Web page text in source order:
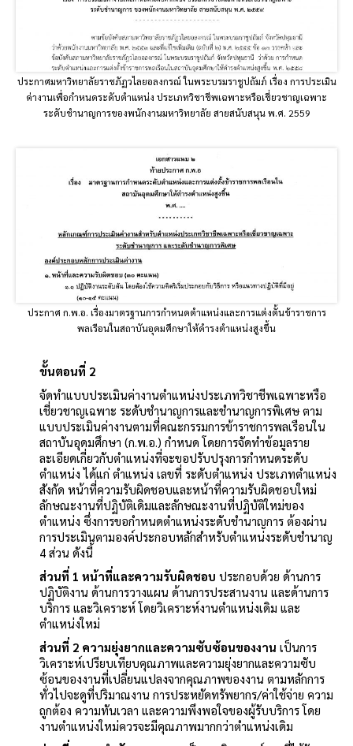
ประกาศมหาวิทยาลัยราชภัฏวไลยอลงกรณ์ ในพระบรมราชูปถัมภ์ เรื่อง การประเมิน
ค่างานเพื่อกำหนดระดับตำแหน่ง ประเภทวิชาชีพเฉพาะหรือเชี่ยวชาญเฉพาะ
ระดับชำนาญการของพนักงานมหาวิทยาลัย สายสนับสนุน พ.ศ. 2559
ประกาศ ก.พ.อ. เรื่องมาตรฐานการกำหนดตำแหน่งและการแต่งตั้นข้าราชการ
พลเรือนในสถาบันอุดมศึกษาให้ดำรงตำแหน่งสูงขึ้น
ขั้นตอนที่ 2
จัดทำแบบประเมินค่างานตำแหน่งประเภทวิชาชีพเฉพาะหรือ
เชี่ยวชาญเฉพาะ ระดับชำนาญการและชำนาญการพิเศษ ตาม
แบบประเมินค่างานตามที่คณะกรรมการข้าราชการพลเรือนใน
สถาบันอุดมศึกษา (ก.พ.อ.) กำหนด โดยการจัดทำข้อมูลราย
ละเอียดเกี่ยวกับตำแหน่งที่จะขอปรับปรุงการกำหนดระดับ
ตำแหน่ง ได้แก่ ตำแหน่ง เลขที่ ระดับตำแหน่ง ประเภทตำแหน่ง
สังกัด หน้าที่ความรับผิดชอบและหน้าที่ความรับผิดชอบใหม่
ลักษณะงานที่ปฏิบัติเดิมและลักษณะงานที่ปฏิบัติใหม่ของ
ตำแหน่ง ซึ่งการขอกำหนดตำแหน่งระดับชำนาญการ ต้องผ่าน
การประเมินตามองค์ประกอบหลักสำหรับตำแหน่งระดับชำนาญ
4 ส่วน ดังนี้
ส่วนที่ 1 หน้าที่และความรับผิดชอบ ประกอบด้วย ด้านการ
ปฏิบัติงาน ด้านการวางแผน ด้านการประสานงาน และด้านการ
บริการ และวิเคราะห์ โดยวิเคราะห์งานตำแหน่งเดิม และ
ตำแหน่งใหม่
ส่วนที่ 2 ความยุ่งยากและความซับซ้อนของงาน เป็นการ
วิเคราะห์เปรียบเทียบคุณภาพและความยุ่งยากและความซับ
ซ้อนของงานที่เปลี่ยนแปลงจากคุณภาพของงาน ตามหลักการ
ทั่วไปจะดูที่ปริมาณงาน การประหยัดทรัพยากร/ค่าใช้จ่าย ความ
ถูกต้อง ความทันเวลา และความพึงพอใจของผู้รับบริการ โดย
งานตำแหน่งใหม่ควรจะมีคุณภาพมากกว่าตำแหน่งเดิม